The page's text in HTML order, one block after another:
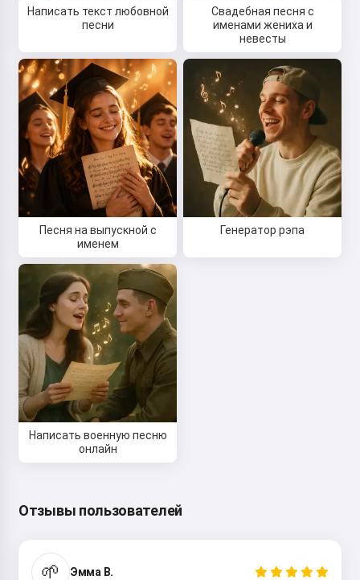
Написать текст любовной
песни
Свадебная песня с
именами жениха и
невесты
Песня на выпускной с
именем
Генератор рэпа
Написать военную песню
онлайн
Отзывы пользователей
🌱 Эмма В.